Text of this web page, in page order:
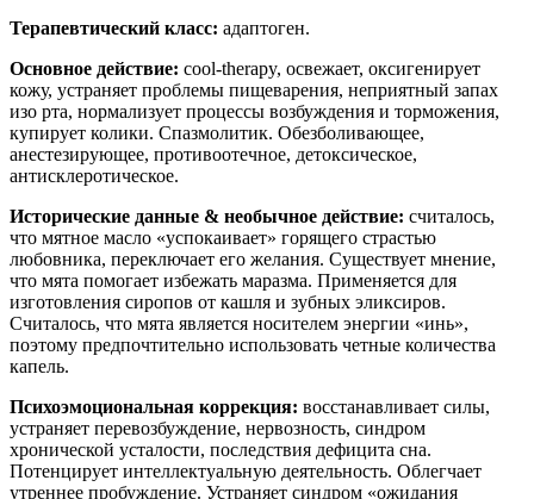
Терапевтический класс: адаптоген.
Основное действие: cool-therapy, освежает, оксигенирует
кожу, устраняет проблемы пищеварения, неприятный запах
изо рта, нормализует процессы возбуждения и торможения,
купирует колики. Спазмолитик. Обезболивающее,
анестезирующее, противоотечное, детоксическое,
антисклеротическое.
Исторические данные & необычное действие: считалось,
что мятное масло «успокаивает» горящего страстью
любовника, переключает его желания. Существует мнение,
что мята помогает избежать маразма. Применяется для
изготовления сиропов от кашля и зубных эликсиров.
Считалось, что мята является носителем энергии «инь»,
поэтому предпочтительно использовать четные количества
капель.
Психоэмоциональная коррекция: восстанавливает силы,
устраняет перевозбуждение, нервозность, синдром
хронической усталости, последствия дефицита сна.
Потенцирует интеллектуальную деятельность. Облегчает
утреннее пробуждение. Устраняет синдром «ожидания